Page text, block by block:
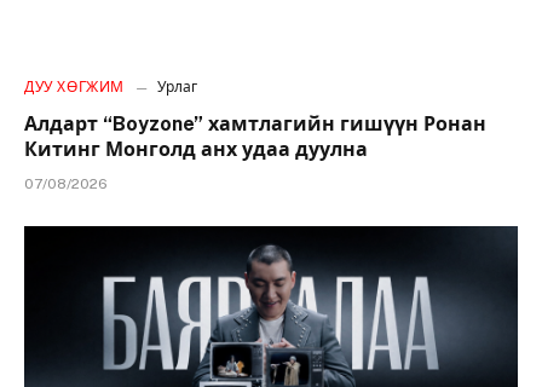
ДУУ ХӨГЖИМ Урлаг
Алдарт “Boyzone” хамтлагийн гишүүн Ронан
Китинг Монголд анх удаа дуулна
07/08/2026